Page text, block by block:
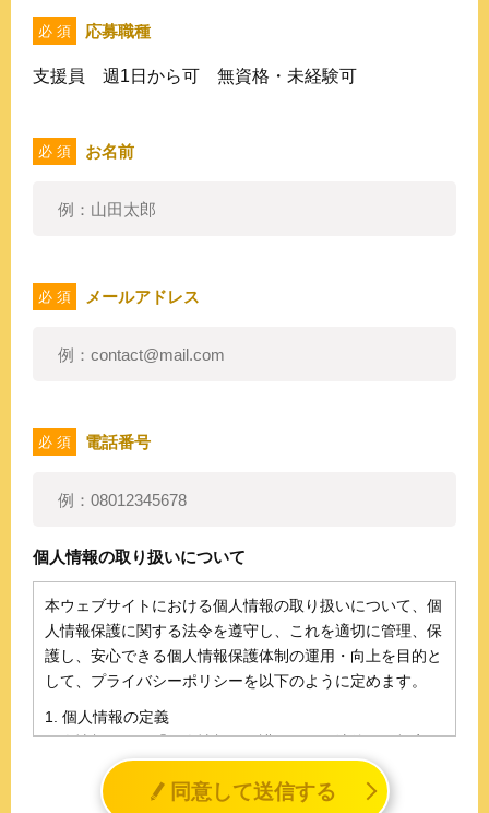
必 須 応募職種
支援員 週1日から可 無資格・未経験可
必 須 お名前
必 須 メールアドレス
必 須 電話番号
個人情報の取り扱いについて
本ウェブサイトにおける個人情報の取り扱いについて、個
人情報保護に関する法令を遵守し、これを適切に管理、保
護し、安心できる個人情報保護体制の運用・向上を目的と
して、プライバシーポリシーを以下のように定めます。
1. 個人情報の定義
個人情報とは、「個人情報の保護に関する法律」に規定さ
れる生存する個人に関する情報であって、氏名、生年月日
その他の記述等により特定の個人を識別することができる
同意して送信する